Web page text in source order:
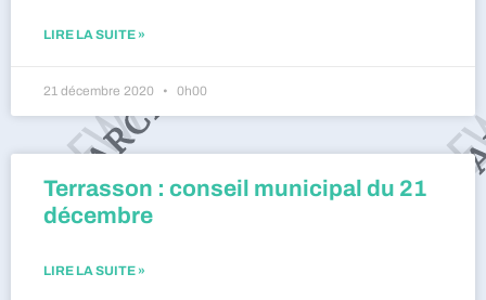
LIRE LA SUITE »
21 décembre 2020 0h00
Terrasson : conseil municipal du 21
décembre
LIRE LA SUITE »